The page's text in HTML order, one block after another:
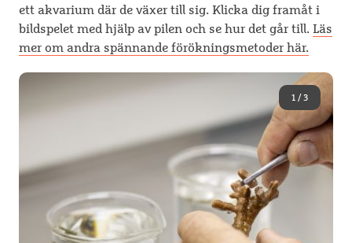
ett akvarium där de växer till sig. Klicka dig framåt i
bildspelet med hjälp av pilen och se hur det går till. Läs
mer om andra spännande förökningsmetoder här.
1/3